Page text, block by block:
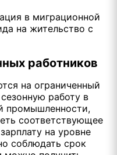
в миграционной
на жительство с
работников
на ограниченный
работу в
промышленности,
соответствующее
на уровне
соблюдать срок